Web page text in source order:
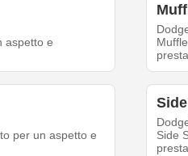
aspetto e
per un aspetto e
Side